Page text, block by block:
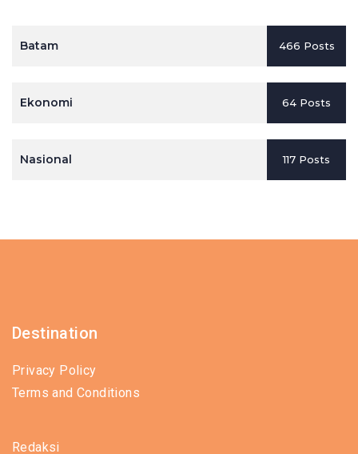
Batam 466 Posts
Ekonomi 64 Posts
Nasional 117 Posts
Destination
Privacy Policy
Terms and Conditions
Redaksi